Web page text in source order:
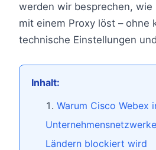
werden wir besprechen, wie
mit einem Proxy löst – ohne
technische Einstellungen
Inhalt:
Warum Cisco Webex
Ländern blockiert wird